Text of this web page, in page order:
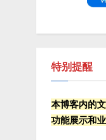
特别提醒
本博客内的
功能展示和